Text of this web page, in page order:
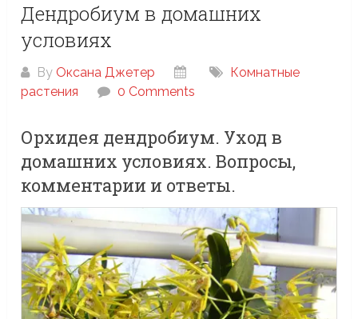
Дендробиум в домашних
условиях
By Оксана Джетер
Комнатные
растения
0 Comments
Орхидея дендробиум. Уход в
домашних условиях. Вопросы,
комментарии и ответы.